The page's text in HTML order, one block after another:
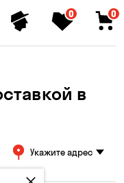
0 0
в
Укажите адрес